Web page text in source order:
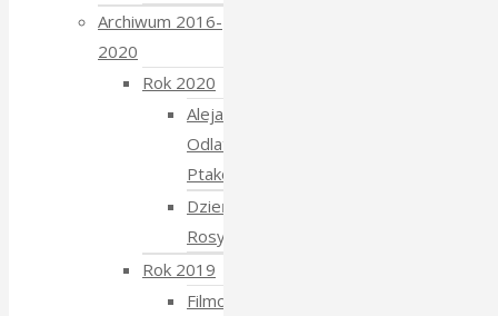
Archiwum 2016-
2020
Rok 2020
Aleja
Odlatujących
Ptaków
Dzień
Rosyjski
Rok 2019
Filmowe